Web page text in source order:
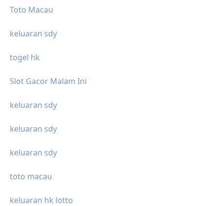
Toto Macau
keluaran sdy
togel hk
Slot Gacor Malam Ini
keluaran sdy
keluaran sdy
keluaran sdy
toto macau
keluaran hk lotto